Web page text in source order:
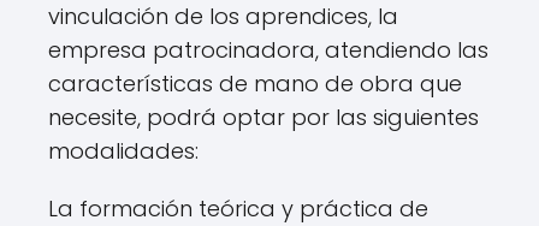
vinculación de los aprendices, la
empresa patrocinadora, atendiendo las
características de mano de obra que
necesite, podrá optar por las siguientes
modalidades:
La formación teórica y práctica de